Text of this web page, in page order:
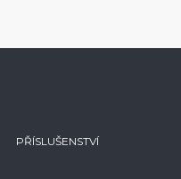
PŘÍSLUŠENSTVÍ